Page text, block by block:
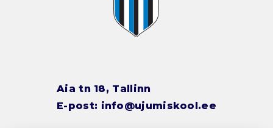
Aia tn 18, Tallinn
E-post: info@ujumiskool.ee